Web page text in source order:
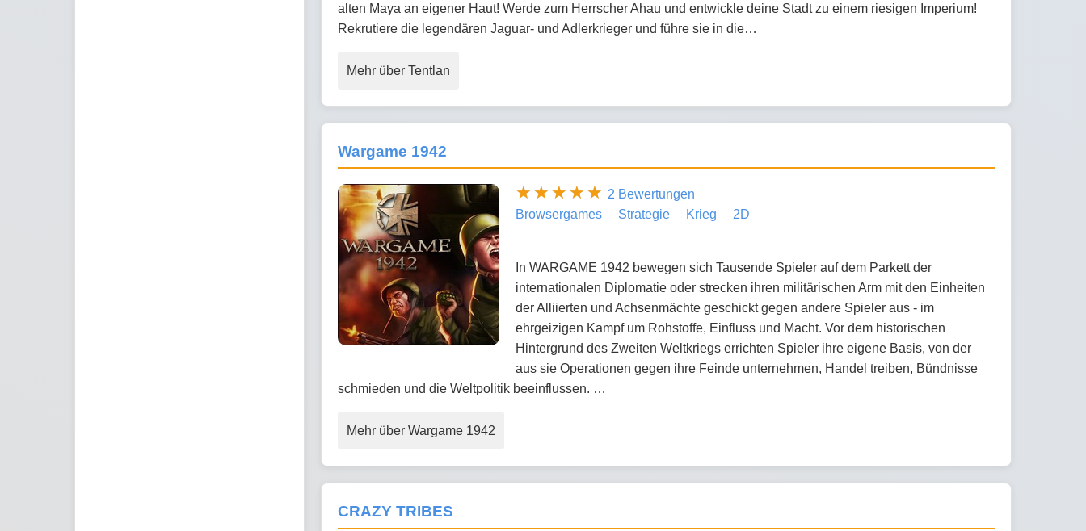
alten Maya an eigener Haut! Werde zum Herrscher Ahau und entwickle deine Stadt zu einem riesigen Imperium!
Rekrutiere die legendären Jaguar- und Adlerkrieger und führe sie in die…
Mehr über Tentlan
Wargame 1942
2 Bewertungen
Browsergames
Strategie Krieg 2D
In WARGAME 1942 bewegen sich Tausende Spieler auf dem Parkett der
internationalen Diplomatie oder strecken ihren militärischen Arm mit den Einheiten
der Alliierten und Achsenmächte geschickt gegen andere Spieler aus - im
ehrgeizigen Kampf um Rohstoffe, Einfluss und Macht. Vor dem historischen
Hintergrund des Zweiten Weltkriegs errichten Spieler ihre eigene Basis, von der
aus sie Operationen gegen ihre Feinde unternehmen, Handel treiben, Bündnisse
schmieden und die Weltpolitik beeinflussen. …
Mehr über Wargame 1942
CRAZY TRIBES